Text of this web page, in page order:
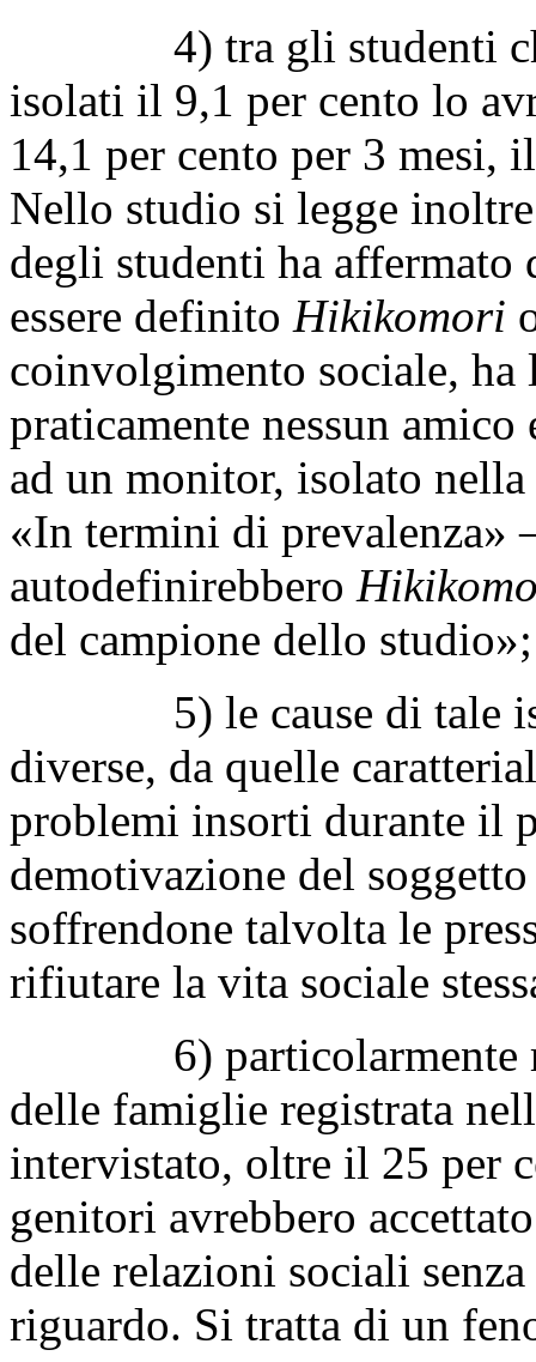
4) tra gli studenti che
isolati il 9,1 per cento lo
14,1 per cento per 3 mesi,
Nello studio si legge
degli studenti ha affermato
essere definito Hikikomori
coinvolgimento sociale, ha
praticamente nessun
ad un monitor, isolato
«In termini di prevalenza»
autodefinirebbero
del campione dello studio»;
5) le cause di tale
diverse, da quelle
problemi insorti durante il
demotivazione del
soffrendone talvolta le
rifiutare la vita sociale
6) particolarmente
delle famiglie registrata
intervistato, oltre il 25 per
genitori avrebbero
delle relazioni sociali
riguardo. Si tratta di un